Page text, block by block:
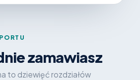
zamawiasz
to dziewięć rozdziałów